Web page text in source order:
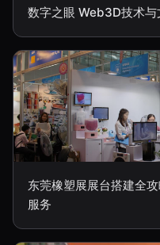
数字之眼 Web3D技术与
东莞橡塑展展台搭建全
服务